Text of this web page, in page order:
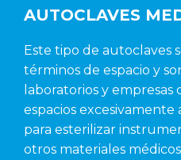
AUTOCLAVES
Este tipo de autoclaves
términos de espacio y
laboratorios y
espacios excesivamente
para esterilizar
otros materiales